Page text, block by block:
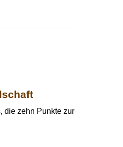
die zehn Punkte zur